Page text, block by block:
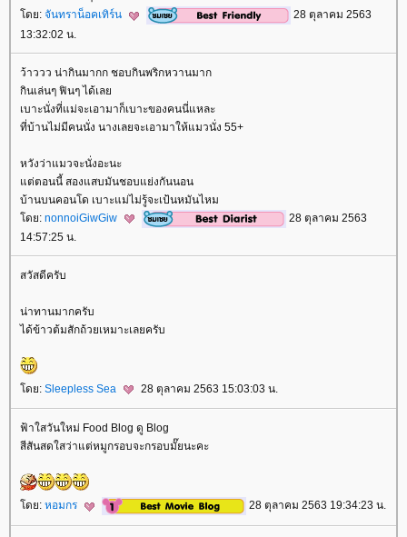
ดย: จันทราน็อคเทิร์น
28 ตุลาคม 2563
13:32:02 น.
ว้าววว น่ากินมากก ชอบกินพริกหวานมาก
กินเล่นๆ ฟินๆ ได้เล
เบาะนั่งที่แม่จะเอามาก็เบาะของคนนี่แหละ
ที่บ้านไม่มีคนนั่ง นางเลยจะเอามาให้แมวนั่ง 55+
หวังว่าแมวจะนั่งอะนะ
ต่ตอนนี้ สองแสบมันชอบแย่งกันนอน
บ้านบนคอนโด เบาะแม่ไม่รู้จะเป้นหมันไหม
ดย: nonnoiGiwGiw
28 ตุลาคม 2563
14:57:25 น.
สวัสดีครับ
น่าทานมากครับ
ได้ข้าวต้มสักถ้วยเหมาะเลยครับ
ดย: Sleepless Sea 28 ตุลาคม 2563 15:03:03 น.
ฟ้าใสวันใหม่ Food Blog ดู Blog
สีสันสดใสว่าแต่หมูกรอบจะกรอบมั๊ยนะคะ
ดย: หอมกร 28 ตุลาคม 2563 19:34:23 น.